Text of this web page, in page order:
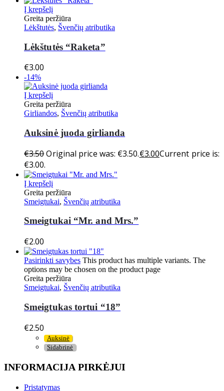
Į krepšelį
Greita peržiūra
Lėkštutės, Švenčių atributika
Lėkštutės “Raketa”
€3.00
-14%
Į krepšelį
Greita peržiūra
Girliandos, Švenčių atributika
Auksinė juoda girlianda
€3.50Original price was: €3.50.€3.00Current price is:
€3.00.
Į krepšelį
Greita peržiūra
Smeigtukai, Švenčių atributika
Smeigtukai “Mr. and Mrs.”
€2.00
Pasirinkti savybes This product has multiple variants. The
options may be chosen on the product page
Greita peržiūra
Smeigtukai, Švenčių atributika
Smeigtukas tortui “18”
€2.50
Auksinė
Sidabrinė
INFORMACIJA PIRKĖJUI
Pristatymas